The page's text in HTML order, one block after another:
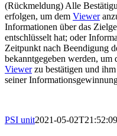
(Rückmeldung) Alle
erfolgen, um dem Viewer
Informationen über das
entschlüsselt hat; oder
Zeitpunkt nach Beendigung
bekanntgegeben werden, um
Viewerzu bestätigen und
seiner
PSI unit2021-05-